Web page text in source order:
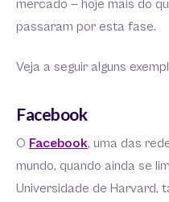
mercado — hoje mais do
passaram por esta fase.
Veja a seguir alguns
Facebook
O Facebook, uma das
mundo, quando ainda se
Universidade de Harvard,